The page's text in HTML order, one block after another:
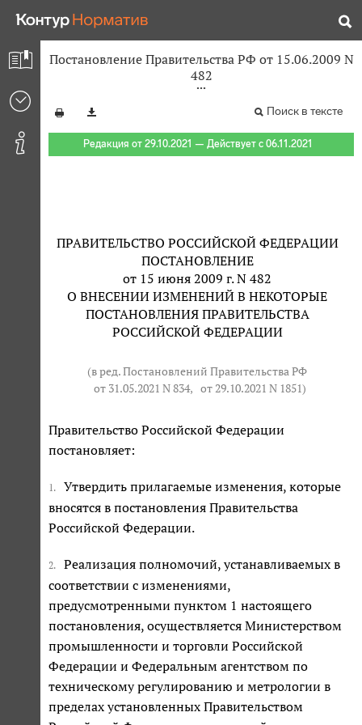
Постановление Правительства РФ от 15.06.2009 N
482
Поиск в тексте
Редакция от 29.10.2021 — Действует с 06.11.2021
ПРАВИТЕЛЬСТВО РОССИЙСКОЙ ФЕДЕРАЦИИ
ПОСТАНОВЛЕНИЕ
от 15 июня 2009 г. N 482
О ВНЕСЕНИИ ИЗМЕНЕНИЙ В НЕКОТОРЫЕ
ПОСТАНОВЛЕНИЯ ПРАВИТЕЛЬСТВА
РОССИЙСКОЙ ФЕДЕРАЦИИ
(в ред. Постановлений Правительства РФ
от 31.05.2021 N 834, от 29.10.2021 N 1851)
Правительство Российской Федерации
постановляет:
1.
Утвердить прилагаемые изменения, которые
вносятся в постановления Правительства
Российской Федерации.
2.
Реализация полномочий, устанавливаемых в
соответствии с изменениями,
предусмотренными пунктом 1 настоящего
постановления, осуществляется Министерством
промышленности и торговли Российской
Федерации и Федеральным агентством по
техническому регулированию и метрологии в
пределах установленных Правительством